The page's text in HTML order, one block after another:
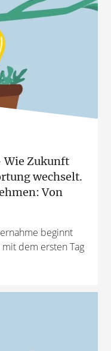
Wie Zukunft
wechselt.
Von
beginnt
dem ersten Tag